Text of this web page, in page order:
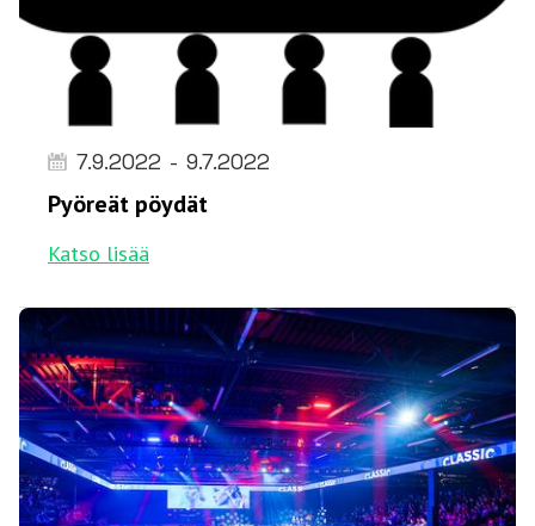
7.9.2022 - 9.7.2022
Pyöreät pöydät
Katso lisää